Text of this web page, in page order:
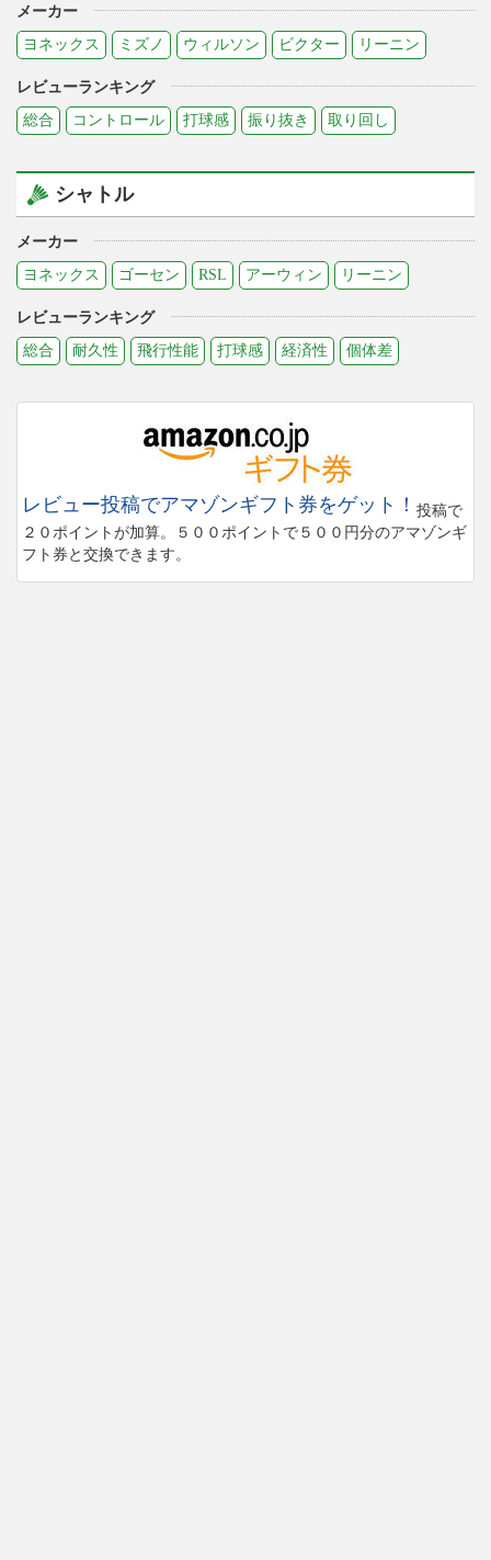
メーカー
ヨネックス
ミズノ ウィルソン ビクター リーニン
レビューランキング
総合
コントロール 打球感 振り抜き 取り回し
シャトル
メーカー
ヨネックス
ゴーセン RSL アーウィン リーニン
レビューランキング
総合
耐久性 飛行性能 打球感 経済性 個体差
レビュー投稿でアマゾンギフト券をゲット！ 投稿で
２０ポイントが加算。５００ポイントで５００円分のアマゾンギ
フト券と交換できます。